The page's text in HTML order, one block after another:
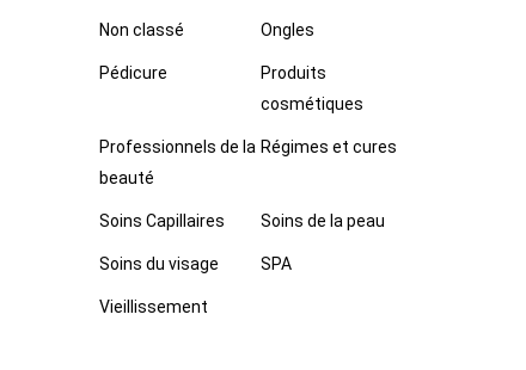
Non classé Ongles
Pédicure
Produits
cosmétiques
Professionnels de la
beauté
Régimes et cures
Soins Capillaires Soins de la peau
Soins du visage SPA
Vieillissement